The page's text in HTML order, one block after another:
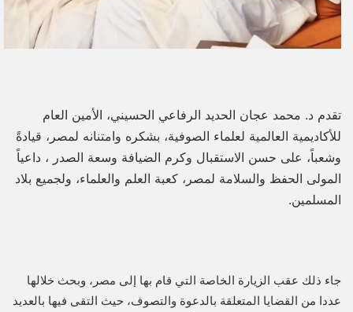
و
ي
تقدم د. محمد عجان الحديد الرفاعي الحسيني، الأمين العام
للأكاديمية العالمية لعلماء الصوفية، بشكره وامتنانه لمصر، قيادةً
وشعباً، على حسن الاستقبال وكرم الضيافة وسعة الصدر ، داعياً
المولى الحفظ والسلامة لمصر، كعبة العلم والعلماء، ولجميع بلاد
المسلمين.
جاء ذلك عقب الزيارة الخاصة التي قام بها إلى مصر، وبحث خلالها
عددا من القضايا المتعلقة بالدعوة والتصوف، حيث التقى فيها بالعديد